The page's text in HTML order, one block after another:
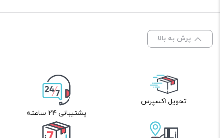
پرش به بالا
تحویل اکسپرس
پشتیبانی 24 ساعته